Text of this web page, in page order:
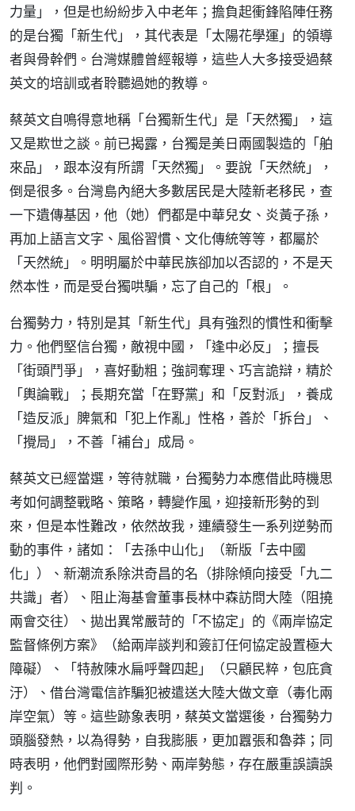
力量」，但是也紛紛步入中老年；擔負起衝鋒陷陣任務
的是台獨「新生代」，其代表是「太陽花學運」的領導
者與骨幹們。台灣媒體曾經報導，這些人大多接受過蔡
英文的培訓或者聆聽過她的教導。
蔡英文自鳴得意地稱「台獨新生代」是「天然獨」，這
又是欺世之談。前已揭露，台獨是美日兩國製造的「舶
來品」，跟本沒有所謂「天然獨」。要說「天然統」，
倒是很多。台灣島內絕大多數居民是大陸新老移民，查
一下遺傳基因，他（她）們都是中華兒女、炎黃子孫，
再加上語言文字、風俗習慣、文化傳統等等，都屬於
「天然統」。明明屬於中華民族卻加以否認的，不是天
然本性，而是受台獨哄騙，忘了自己的「根」。
台獨勢力，特別是其「新生代」具有強烈的慣性和衝擊
力。他們堅信台獨，敵視中國，「逢中必反」；擅長
「街頭鬥爭」，喜好動粗；強詞奪理、巧言詭辯，精於
「輿論戰」；長期充當「在野黨」和「反對派」，養成
「造反派」脾氣和「犯上作亂」性格，善於「拆台」、
「攪局」，不善「補台」成局。
蔡英文已經當選，等待就職，台獨勢力本應借此時機思
考如何調整戰略、策略，轉變作風，迎接新形勢的到
來，但是本性難改，依然故我，連續發生一系列逆勢而
動的事件，諸如：「去孫中山化」（新版「去中國
化」）、新潮流系除洪奇昌的名（排除傾向接受「九二
共識」者）、阻止海基會董事長林中森訪問大陸（阻撓
兩會交往）、拋出異常嚴苛的「不協定」的《兩岸協定
監督條例方案》（給兩岸談判和簽訂任何協定設置極大
障礙）、「特赦陳水扁呼聲四起」（只顧民粹，包庇貪
汙）、借台灣電信詐騙犯被遣送大陸大做文章（毒化兩
岸空氣）等。這些跡象表明，蔡英文當選後，台獨勢力
頭腦發熱，以為得勢，自我膨脹，更加囂張和魯莽；同
時表明，他們對國際形勢、兩岸勢態，存在嚴重誤讀誤
判。